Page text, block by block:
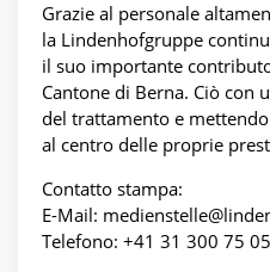
Grazie al personale
la Lindenhofgruppe
il suo importante
Cantone di Berna. Ciò con
del trattamento e
al centro delle proprie
Contatto stampa:
E-Mail:
Telefono: +41 31 300 75 05